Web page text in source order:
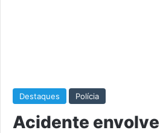
Destaques Polícia
Acidente